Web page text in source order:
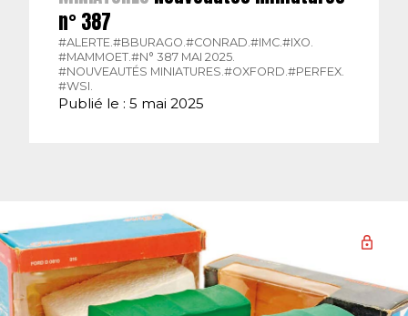
n° 387
#ALERTE.#BBURAGO.#CONRAD.#IMC.#IXO.
#MAMMOET.#N° 387 MAI 2025.
#NOUVEAUTÉS MINIATURES.#OXFORD.#PERFEX.
#WSI.
Publié le : 5 mai 2025